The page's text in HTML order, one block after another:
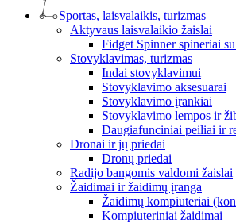
Sportas, laisvalaikis, turizmas
Aktyvaus laisvalaikio žaislai
Fidget Spinner spineriai
Stovyklavimas, turizmas
Indai stovyklavimui
Stovyklavimo aksesuarai
Stovyklavimo įrankiai
Stovyklavimo lempos ir
Daugiafunciniai peiliai ir
Dronai ir jų priedai
Dronų priedai
Radijo bangomis valdomi žaislai
Žaidimai ir žaidimų įranga
Žaidimų kompiuteriai
Kompiuteriniai žaidimai